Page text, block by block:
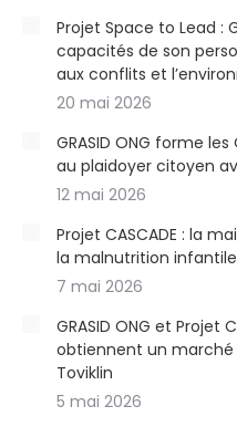
Projet Space to Lead :
capacités de son
aux conflits et
20 mai 2026
GRASID ONG forme
au plaidoyer citoyen
12 mai 2026
Projet CASCADE : la
la malnutrition infantile
7 mai 2026
GRASID ONG et Projet
obtiennent un marché
Toviklin
5 mai 2026